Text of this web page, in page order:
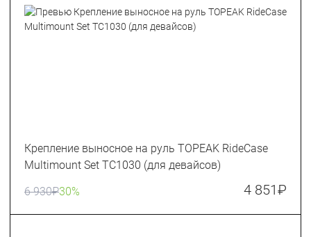
Крепление выносное на руль TOPEAK RideCase
Multimount Set TC1030 (для девайсов)
6 930₽30% 4 851₽